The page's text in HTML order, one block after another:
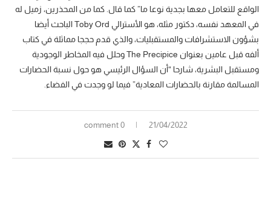
الواقع للتعامل معها بجدية نوعا ما” كما قال. كما من المحذرين، زميل له
في المعهد نفسه، دكتور مثله، هو الأسترالي Toby Ord الباحث أيضا
بشؤون الاستشرافات والمستقبليات، والذي قدم حججا مماثلة في كتاب
ألفه قبل عامين بعنوان The Precipice وحلل فيه المخاطر الوجودية
ومستقبل البشرية، شارحا “أن السؤال الرئيسي هو حول نسبة الحضارات
المسالمة مقارنة بالحضارات المعادية” فيما لو وجدت في الفضاء.
21/04/2022
0 comment